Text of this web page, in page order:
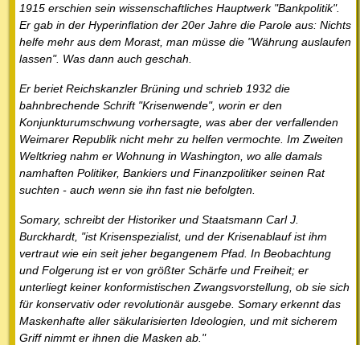
1915 erschien sein wissenschaftliches Hauptwerk "Bankpolitik".
Er gab in der Hyperinflation der 20er Jahre die Parole aus: Nichts
helfe mehr aus dem Morast, man müsse die "Währung auslaufen
lassen". Was dann auch geschah.
Er beriet Reichskanzler Brüning und schrieb 1932 die
bahnbrechende Schrift "Krisenwende", worin er den
Konjunkturumschwung vorhersagte, was aber der verfallenden
Weimarer Republik nicht mehr zu helfen vermochte. Im Zweiten
Weltkrieg nahm er Wohnung in Washington, wo alle damals
namhaften Politiker, Bankiers und Finanzpolitiker seinen Rat
suchten - auch wenn sie ihn fast nie befolgten.
Somary, schreibt der Historiker und Staatsmann Carl J.
Burckhardt, "ist Krisenspezialist, und der Krisenablauf ist ihm
vertraut wie ein seit jeher begangenem Pfad. In Beobachtung
und Folgerung ist er von größter Schärfe und Freiheit; er
unterliegt keiner konformistischen Zwangsvorstellung, ob sie sich
für konservativ oder revolutionär ausgebe. Somary erkennt das
Maskenhafte aller säkularisierten Ideologien, und mit sicherem
Griff nimmt er ihnen die Masken ab."